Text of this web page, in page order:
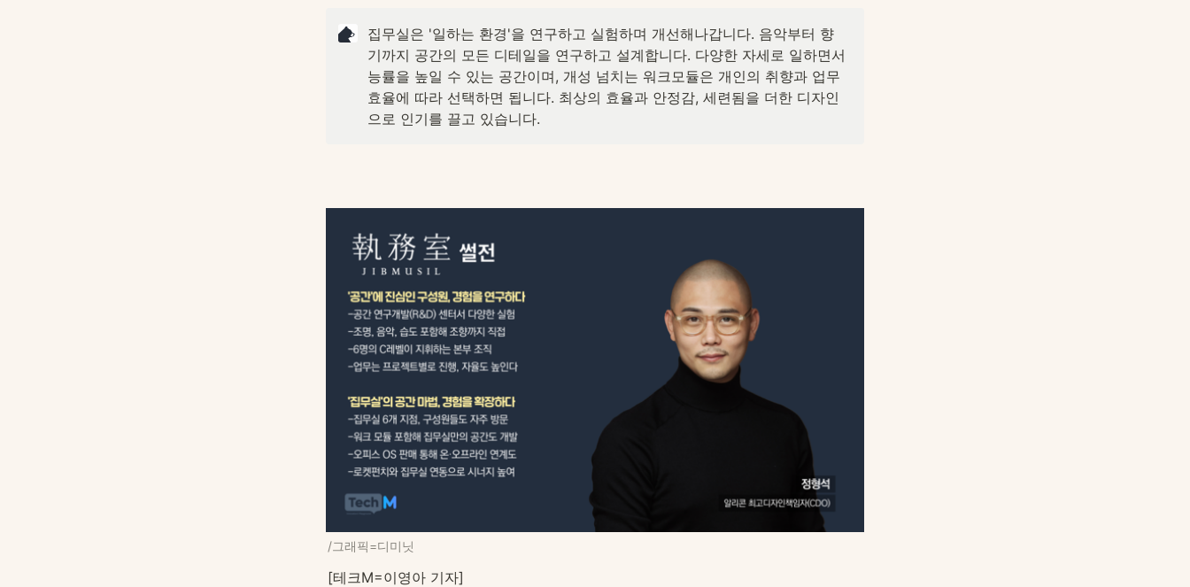
집무실은 '일하는 환경'을 연구하고 실험하며 개선해나갑니다. 음악부터 향
기까지 공간의 모든 디테일을 연구하고 설계합니다. 다양한 자세로 일하면서
능률을 높일 수 있는 공간이며, 개성 넘치는 워크모듈은 개인의 취향과 업무
효율에 따라 선택하면 됩니다. 최상의 효율과 안정감, 세련됨을 더한 디자인
으로 인기를 끌고 있습니다.
/그래픽=디미닛
[테크M=이영아 기자]